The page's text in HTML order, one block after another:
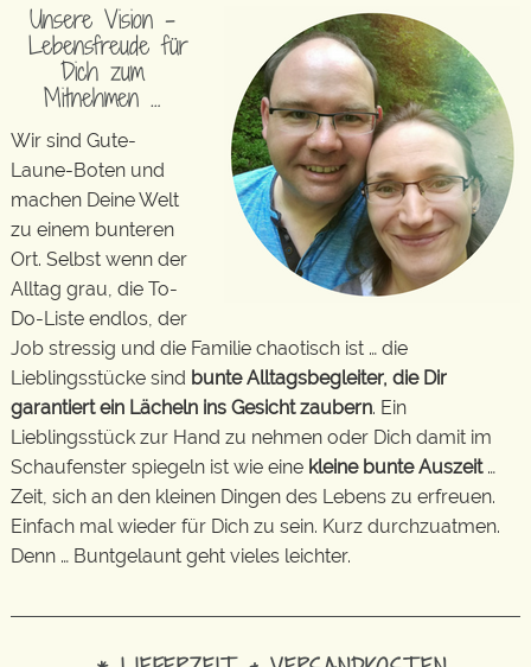
Unsere Vision –
Lebensfreude für
Dich zum
Mitnehmen …
Wir sind Gute-
Laune-Boten und
machen Deine Welt
zu einem bunteren
Ort. Selbst wenn der
Alltag grau, die To-
Do-Liste endlos, der
Job stressig und die Familie chaotisch ist … die
Lieblingsstücke sind bunte Alltagsbegleiter, die Dir
garantiert ein Lächeln ins Gesicht zaubern. Ein
Lieblingsstück zur Hand zu nehmen oder Dich damit im
Schaufenster spiegeln ist wie eine kleine bunte Auszeit…
Zeit, sich an den kleinen Dingen des Lebens zu erfreuen.
Einfach mal wieder für Dich zu sein. Kurz durchzuatmen.
Denn … Buntgelaunt geht vieles leichter.